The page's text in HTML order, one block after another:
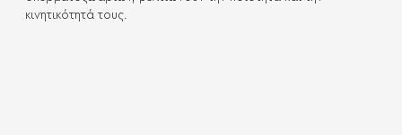
κινητικότητά τους.